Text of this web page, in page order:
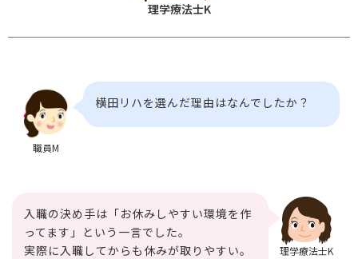
理学療法士K
職員M
横田リハを選んだ理由はなんでしたか？
入職の決め手は「お休みしやすい環境を作
ってます」という一言でした。
実際に入職してからも休みが取りやすい。
理学療法士K